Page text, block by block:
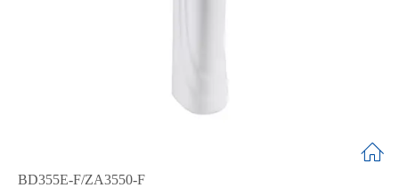
BD355E-F/ZA3550-F